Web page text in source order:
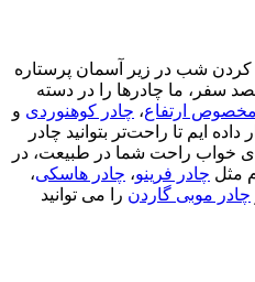
شب در زیر آسمان پرستاره
سفر، ما چادرها را در دسته
ارتفاع، چادر کوهنوردی و
داده ایم تا راحت‌تر بتوانید چادر
خواب راحت شما در طبیعت، در
مثل چادر فرینو، چادر هاسکی،
چادر موبی گاردن را می توانید